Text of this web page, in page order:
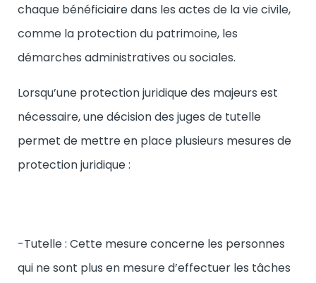
chaque bénéficiaire dans les actes de la vie civile,
comme la protection du patrimoine, les
démarches administratives ou sociales.
Lorsqu’une protection juridique des majeurs est
nécessaire, une décision des juges de tutelle
permet de mettre en place plusieurs mesures de
protection juridique :
-Tutelle : Cette mesure concerne les personnes
qui ne sont plus en mesure d’effectuer les tâches